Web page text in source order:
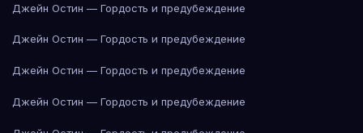
Джейн Остин — Гордость и предубеждение
Джейн Остин — Гордость и предубеждение
Джейн Остин — Гордость и предубеждение
Джейн Остин — Гордость и предубеждение